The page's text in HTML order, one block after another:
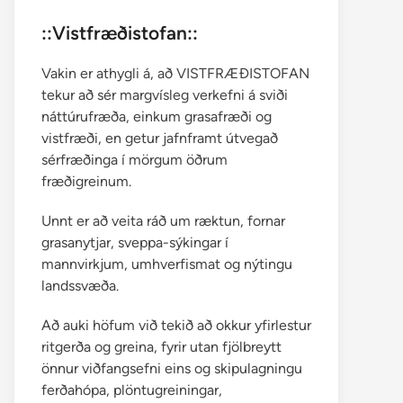
::Vistfræðistofan::
Vakin er athygli á, að VISTFRÆÐISTOFAN
tekur að sér margvísleg verkefni á sviði
náttúrufræða, einkum grasafræði og
vistfræði, en getur jafnframt útvegað
sérfræðinga í mörgum öðrum
fræðigreinum.
Unnt er að veita ráð um ræktun, fornar
grasanytjar, sveppa-sýkingar í
mannvirkjum, umhverfismat og nýtingu
landssvæða.
Að auki höfum við tekið að okkur yfirlestur
ritgerða og greina, fyrir utan fjölbreytt
önnur viðfangsefni eins og skipulagningu
ferðahópa, plöntugreiningar,